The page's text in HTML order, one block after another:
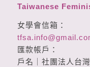
Taiwanese
女學會信箱：
匯款帳戶：
戶名｜社團法人台